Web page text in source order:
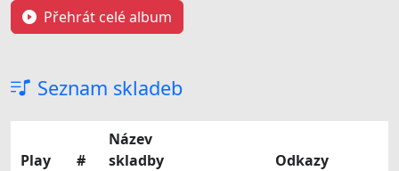
Přehrát celé album
Seznam skladeb
Play #
Název
skladby
Odkazy